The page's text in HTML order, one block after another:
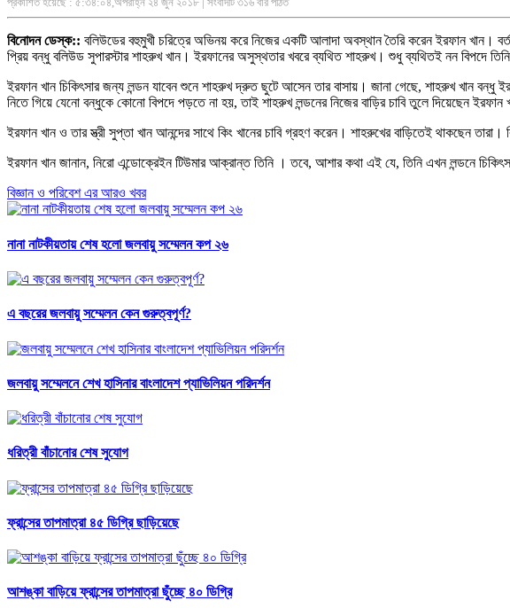
বিনোদন ডেস্ক:: বলিউডের বহুমুখী চরিত্রে অভিনয় করে নিজের একটি আলাদা অবস্থান তৈরি করেন ইরফান খান।
প্রিয় বন্ধু বলিউড সুপারস্টার শাহরুখ খান। ইরফানের অসুস্থতার খবরে ব্যথিত শাহরুখ। শুধু ব্যথিতই নন বিপদে তিনি
ইরফান খান চিকিৎসার জন্য লন্ডন যাবেন শুনে শাহরুখ দ্রুত ছুটে আসেন তার বাসায়। জানা গেছে, শাহরুখ খান বন্ধু
নিতে গিয়ে যেনো বন্ধুকে কোনো বিপদে পড়তে না হয়, তাই শাহরুখ লন্ডনের নিজের বাড়ির চাবি তুলে দিয়েছেন ইরফান
ইরফান খান ও তার স্ত্রী সুপ্তা খান আনন্দের সাথে কিং খানের চাবি গ্রহণ করেন। শাহরুখের বাড়িতেই থাকছেন
ইরফান খান জানান, নিরো এন্ডোক্রেইন টিউমার আক্রান্ত তিনি । তবে, আশার কথা এই যে, তিনি এখন লন্ডনে
বিজ্ঞান ও পরিবেশ এর আরও খবর
নানা নাটকীয়তায় শেষ হলো জলবায়ু সম্মেলন কপ ২৬
এ বছরের জলবায়ু সম্মেলন কেন গুরুত্বপূর্ণ?
জলবায়ু সম্মেলনে শেখ হাসিনার বাংলাদেশ প্যাভিলিয়ন পরিদর্শন
ধরিত্রী বাঁচানোর শেষ সুযোগ
ফ্রান্সের তাপমাত্রা ৪৫ ডিগ্রি ছাড়িয়েছে
আশঙ্কা বাড়িয়ে ফ্রান্সের তাপমাত্রা ছুঁচ্ছে ৪০ ডিগ্রি